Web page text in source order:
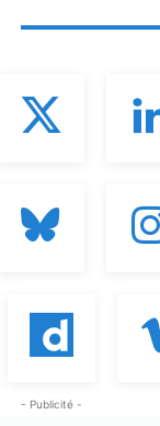
- Publicité -